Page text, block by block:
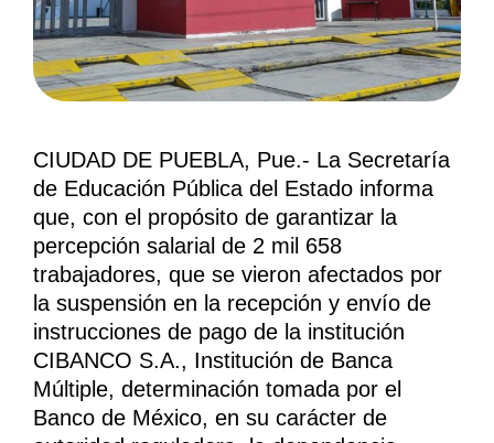
CIUDAD DE PUEBLA, Pue.- La Secretaría
de Educación Pública del Estado informa
que, con el propósito de garantizar la
percepción salarial de 2 mil 658
trabajadores, que se vieron afectados por
la suspensión en la recepción y envío de
instrucciones de pago de la institución
CIBANCO S.A., Institución de Banca
Múltiple, determinación tomada por el
Banco de México, en su carácter de